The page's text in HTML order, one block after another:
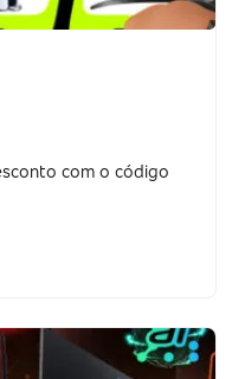
com o código